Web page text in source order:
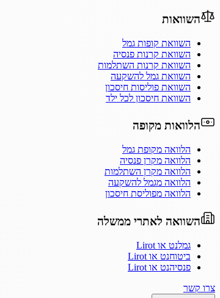
השוואות
השוואת קופות גמל
השוואת קרנות פנסיה
השוואת קרנות השתלמות
השוואת גמל להשקעה
השוואת פוליסות חיסכון
השוואת חיסכון לכל ילד
הלוואות מקופה
הלוואה מקופת גמל
הלוואה מקרן פנסיה
הלוואה מקרן השתלמות
הלוואה מגמל להשקעה
הלוואה מפוליסת חיסכון
השוואה לאתרי ממשלה
גמלנט או Lirot
ביטוחנט או Lirot
פנסיהנט או Lirot
צרו קשר